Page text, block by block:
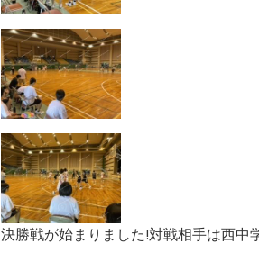
決勝戦が始まりました!対戦相手は西中